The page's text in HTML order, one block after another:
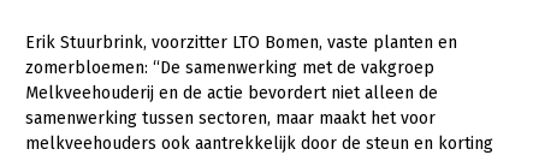
Schapenhouderij
Varkenshouderij
Vleesveehouderij
Paddenstoelen
Vollegrondsgroente
Over LTO
LTO Nederland
Mensen
Erik Stuurbrink, voorzitter LTO Bomen, vaste planten en
zomerbloemen: “De samenwerking met de vakgroep
Melkveehouderij en de actie bevordert niet alleen de
samenwerking tussen sectoren, maar maakt het voor
melkveehouders ook aantrekkelijk door de steun en korting